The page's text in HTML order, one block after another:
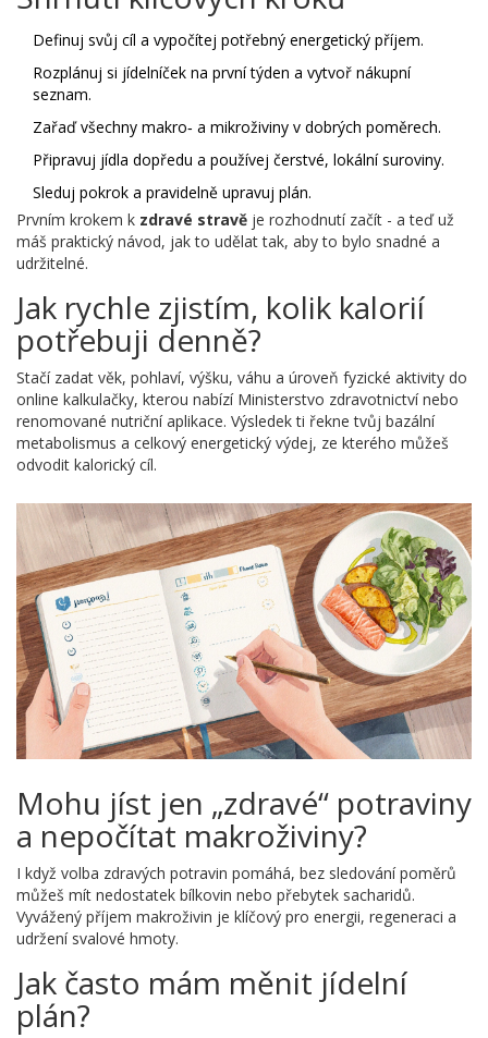
Definuj svůj cíl a vypočítej potřebný energetický příjem.
Rozplánuj si jídelníček na první týden a vytvoř nákupní
seznam.
Zařaď všechny makro‑ a mikroživiny v dobrých poměrech.
Připravuj jídla dopředu a používej čerstvé, lokální suroviny.
Sleduj pokrok a pravidelně upravuj plán.
Prvním krokem k zdravé stravě je rozhodnutí začít - a teď už
máš praktický návod, jak to udělat tak, aby to bylo snadné a
udržitelné.
Jak rychle zjistím, kolik kalorií
potřebuji denně?
Stačí zadat věk, pohlaví, výšku, váhu a úroveň fyzické aktivity do
online kalkulačky, kterou nabízí Ministerstvo zdravotnictví nebo
renomované nutriční aplikace. Výsledek ti řekne tvůj bazální
metabolismus a celkový energetický výdej, ze kterého můžeš
odvodit kalorický cíl.
Mohu jíst jen „zdravé“ potraviny
a nepočítat makroživiny?
I když volba zdravých potravin pomáhá, bez sledování poměrů
můžeš mít nedostatek bílkovin nebo přebytek sacharidů.
Vyvážený příjem makroživin je klíčový pro energii, regeneraci a
udržení svalové hmoty.
Jak často mám měnit jídelní
plán?